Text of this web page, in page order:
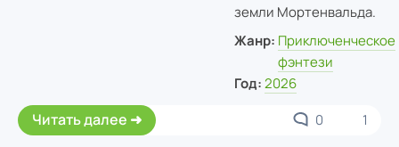
земли Мортенвальда.
Жанр: Приключенческое
фэнтези
Год: 2026
Читать далее 0 1